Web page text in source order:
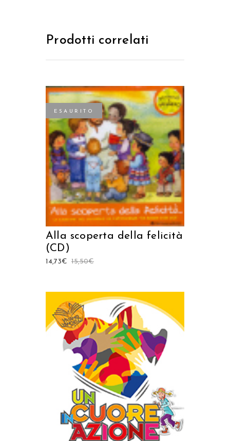
Prodotti correlati
ESAURITO
LEGGI TUTTO
Alla scoperta della felicità
(CD)
15,50€
14,73€
AGGIUNGI AL CARRELLO